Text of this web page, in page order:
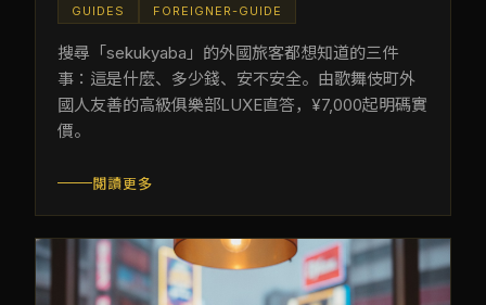
GUIDES FOREIGNER-GUIDE
搜尋「sekukyaba」的外國旅客都想知道的三件
事：這是什麼、多少錢、安不安全。由歌舞伎町外
國人友善的高級俱樂部LUXE直答，¥7,000起明碼實
價。
閱讀更多